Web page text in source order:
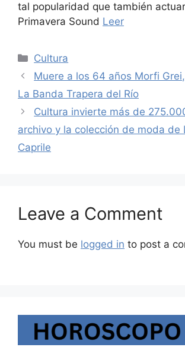
tal popularidad que también
Primavera Sound Leer
Categories
Cultura
Muere a los 64 años Morfi
La Banda Trapera del Río
Cultura invierte más de
archivo y la colección de moda de
Caprile
Leave a Comment
You must be logged in to post a